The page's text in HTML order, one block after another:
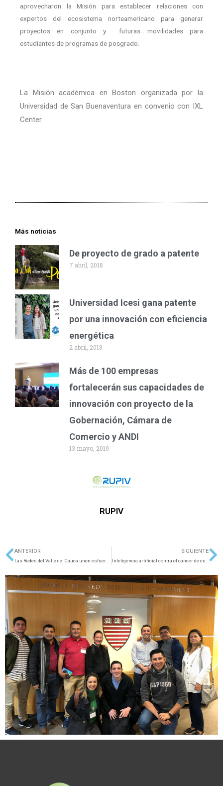
RUPIV
aprovecharon la Misión para establecer relaciones con
expertos del ecosistema norteamericano para generar
proyectos en conjunto y
futuras movilidades para
estudiantes de programas de posgrado.
La Misión académica en Boston organizada por la
Universidad de San Buenaventura en convenio con IXL
Center.
Más noticias
De proyecto de grado a patente
7 abril, 2018
Universidad Icesi gana patente
por una innovación con eficiencia
energética
2 abril, 2018
Más de 100 empresas
fortalecerán sus capacidades de
innovación con proyecto de la
Gobernación, Cámara de
Comercio y ANDI
13 mayo, 2019
Ant
ANTERIOR SIGUIENTE